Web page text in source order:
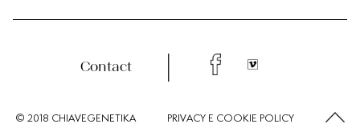
Contact
© 2018 CHIAVEGENETIKA PRIVACYE COOKIEPOLICY